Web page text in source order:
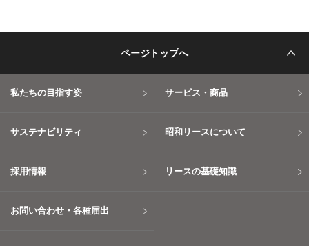
ページトップへ
私たちの目指す姿 サービス・商品
サステナビリティ 昭和リースについて
採用情報 リースの基礎知識
お問い合わせ・各種届出